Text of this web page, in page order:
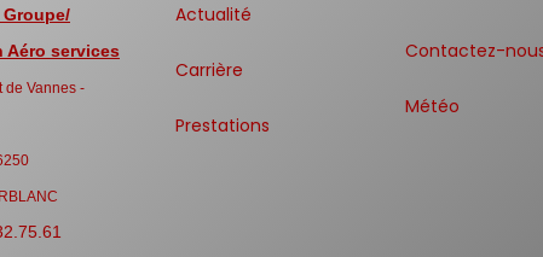
Aéro services
de Vannes -
Actualité
Carrière
Prestations
Contactez-
Météo